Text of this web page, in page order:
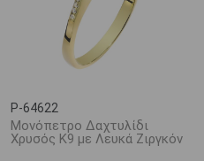
P-64622
Μονόπετρο Δαχτυλίδι
Χρυσός Κ9 με Λευκά Ζιργκόν